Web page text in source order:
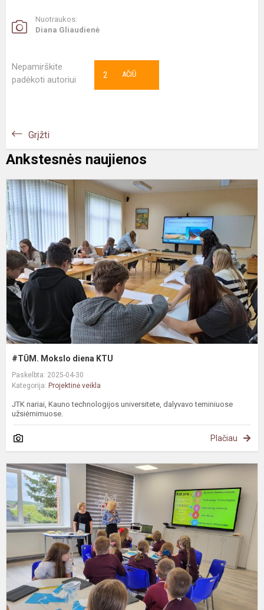
Nuotraukos:
Diana Gliaudienė
Nepamirškite
padėkoti autoriui
AČIŪ
2
Grįžti
Ankstesnės naujienos
#TŪM. Mokslo diena KTU
Paskelbta: 2025-04-30
Kategorija: Projektinė veikla
JTK nariai, Kauno technologijos universitete, dalyvavo teminiuose
užsiėmimuose.
Plačiau